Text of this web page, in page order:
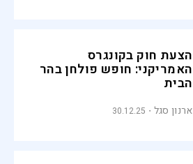
הצעת חוק בקונגרס
האמריקני: חופש פולחן בהר
הבית
ארנון סגל 30.12.25